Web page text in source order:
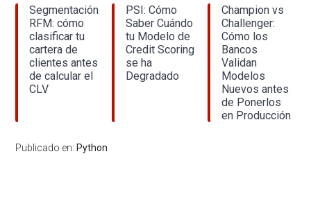
Segmentación
RFM: cómo
clasificar tu
cartera de
clientes antes
de calcular el
CLV
PSI: Cómo
Saber Cuándo
tu Modelo de
Credit Scoring
se ha
Degradado
Champion vs
Challenger:
Cómo los
Bancos
Validan
Modelos
Nuevos antes
de Ponerlos
en Producción
Publicado en: Python